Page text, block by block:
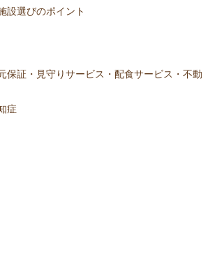
設選びのポイント
保証・見守りサービス・配食サービス・不動
症